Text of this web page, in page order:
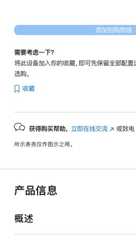
添加到购物袋
需要考虑一下？
将此设备加入你的收藏，即可先保留全部配置
选购。
收藏
获得购买帮助， 立即在线交流 (在
中
或致
所示表壳仅作图示之用。
产品信息
概述